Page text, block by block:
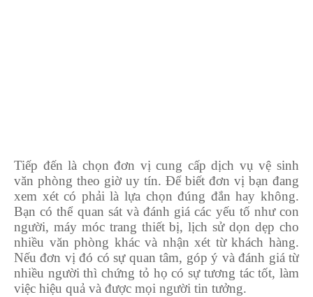
Tiếp đến là chọn đơn vị cung cấp dịch vụ vệ sinh
văn phòng theo giờ uy tín. Để biết đơn vị bạn đang
xem xét có phải là lựa chọn đúng đắn hay không.
Bạn có thể quan sát và đánh giá các yếu tố như con
người, máy móc trang thiết bị, lịch sử dọn dẹp cho
nhiều văn phòng khác và nhận xét từ khách hàng.
Nếu đơn vị đó có sự quan tâm, góp ý và đánh giá từ
nhiều người thì chứng tỏ họ có sự tương tác tốt, làm
việc hiệu quả và được mọi người tin tưởng.